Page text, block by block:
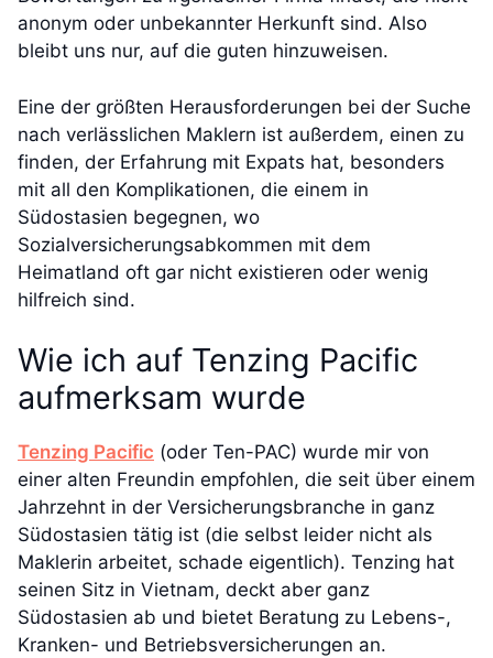
anonym oder unbekannter Herkunft sind. Also
bleibt uns nur, auf die guten hinzuweisen.
Eine der größten Herausforderungen bei der Suche
nach verlässlichen Maklern ist außerdem, einen zu
finden, der Erfahrung mit Expats hat, besonders
mit all den Komplikationen, die einem in
Südostasien begegnen, wo
Sozialversicherungsabkommen mit dem
Heimatland oft gar nicht existieren oder wenig
hilfreich sind.
Wie ich auf Tenzing Pacific
aufmerksam wurde
Tenzing Pacific (oder Ten-PAC) wurde mir von
einer alten Freundin empfohlen, die seit über einem
Jahrzehnt in der Versicherungsbranche in ganz
Südostasien tätig ist (die selbst leider nicht als
Maklerin arbeitet, schade eigentlich). Tenzing hat
seinen Sitz in Vietnam, deckt aber ganz
Südostasien ab und bietet Beratung zu Lebens-,
Kranken- und Betriebsversicherungen an.